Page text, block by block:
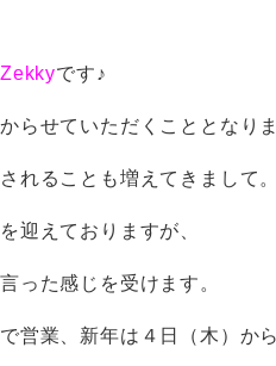
Zekkyです♪
らせていただくこととなりま
れることも増えてきまして。
迎えておりますが、
った感じを受けます。
営業、新年は４日（木）か